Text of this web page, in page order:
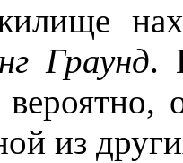
Граунд.
из